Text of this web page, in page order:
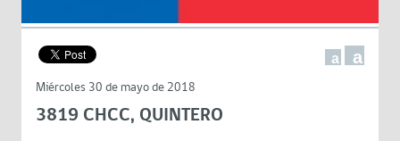
a a
Miércoles 30 de mayo de 2018
3819 CHCC, QUINTERO